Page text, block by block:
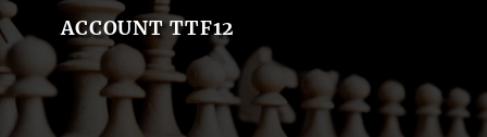
ACCOUNT TTF12